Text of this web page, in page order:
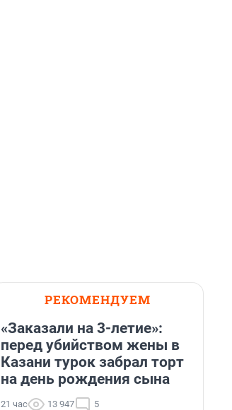
РЕКОМЕНДУЕМ
«Заказали на 3-летие»:
перед убийством жены в
Казани турок забрал торт
на день рождения сына
21 час 13 947 5